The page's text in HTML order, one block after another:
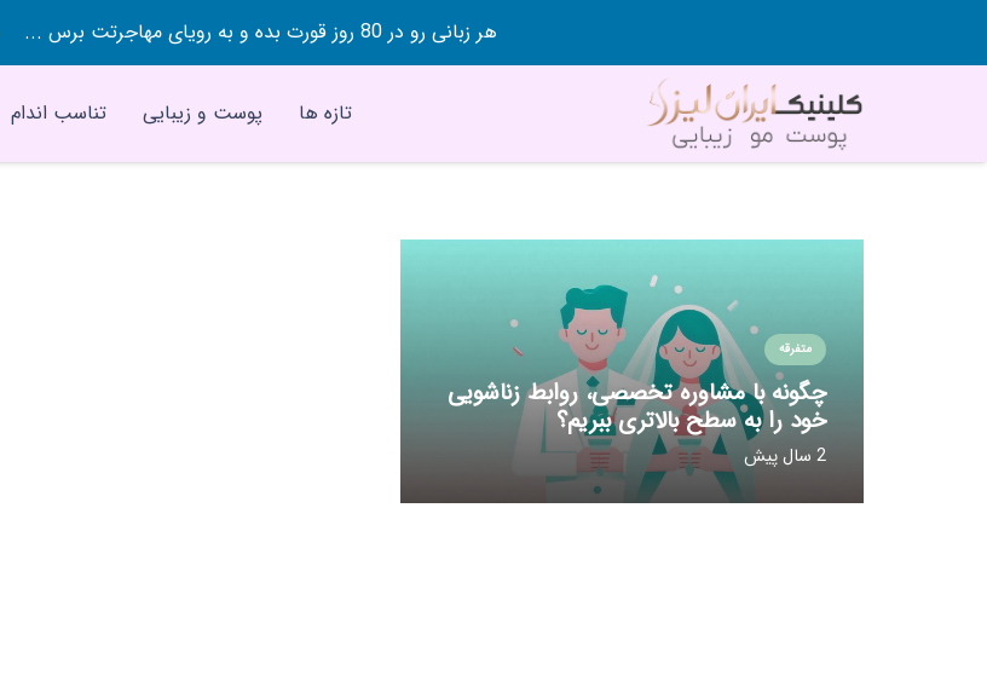
هر زبانی رو در 80 روز قورت بده و به رویای مهاجرتت برس ...
تازه ها پوست و زیبایی تناسب اندام
متفرقه
چگونه با مشاوره‌ تخصصی، روابط زناشویی
خود را به سطح بالاتری ببریم؟
2 سال پیش